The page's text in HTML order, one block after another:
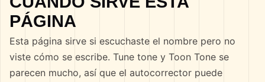
PÁGINA
Esta página sirve si escuchaste el nombre pero no
viste cómo se escribe. Tune tone y Toon Tone se
parecen mucho, así que el autocorrector puede